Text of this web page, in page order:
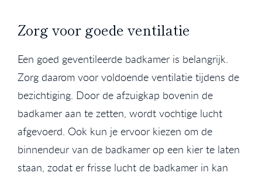
Zorg voor goede ventilatie
Een goed geventileerde badkamer is belangrijk.
Zorg daarom voor voldoende ventilatie tijdens de
bezichtiging. Door de afzuigkap bovenin de
badkamer aan te zetten, wordt vochtige lucht
afgevoerd. Ook kun je ervoor kiezen om de
binnendeur van de badkamer op een kier te laten
staan, zodat er frisse lucht de badkamer in kan